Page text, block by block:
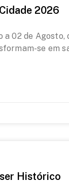
2026
a 02 de
se em
Histórico